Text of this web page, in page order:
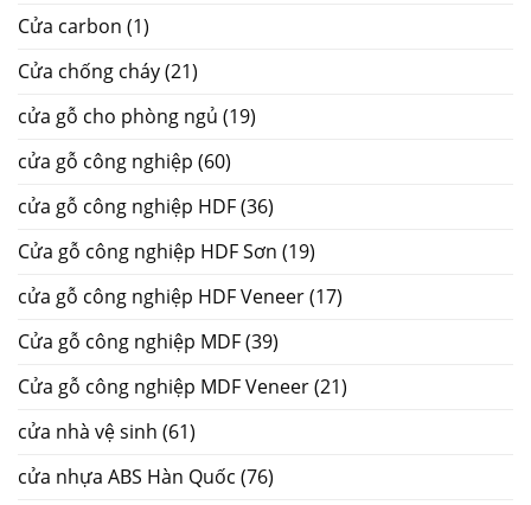
Cửa carbon (1)
Cửa chống cháy(21)
cửa gỗ cho phòng ngủ (19)
cửa gỗ công nghiệp (60)
cửa gỗ công nghiệp HDF(36)
Cửa gỗ công nghiệp HDF Sơn (19)
cửa gỗ công nghiệp HDF Veneer(17)
Cửa gỗ công nghiệp MDF(39)
Cửa gỗ công nghiệp MDF Veneer(21)
cửa nhà vệ sinh (61)
cửa nhựa ABS Hàn Quốc (76)